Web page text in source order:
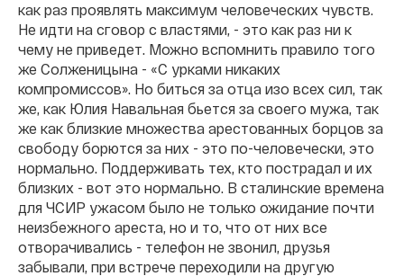
как раз проявлять максимум человеческих чувств.
Не идти на сговор с властями, - это как раз ни к
чему не приведет. Можно вспомнить правило того
же Солженицына - «С урками никаких
компромиссов». Но биться за отца изо всех сил, так
же, как Юлия Навальная бьется за своего мужа, так
же как близкие множества арестованных борцов за
свободу борются за них - это по-человечески, это
нормально. Поддерживать тех, кто пострадал и их
близких - вот это нормально. В сталинские времена
для ЧСИР ужасом было не только ожидание почти
неизбежного ареста, но и то, что от них все
отворачивались - телефон не звонил, друзья
забывали, при встрече переходили на другую